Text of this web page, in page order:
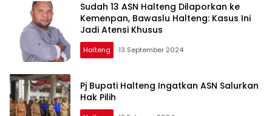
Sudah 13 ASN Halteng Dilaporkan ke
Kemenpan, Bawaslu Halteng: Kasus Ini
Jadi Atensi Khusus
Halteng 13 September 2024
Pj Bupati Halteng Ingatkan ASN Salurkan
Hak Pilih